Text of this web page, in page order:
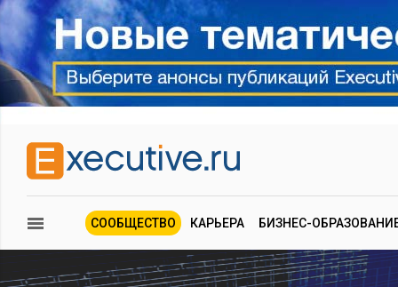
СООБЩЕСТВО КАРЬЕРА БИЗНЕС-